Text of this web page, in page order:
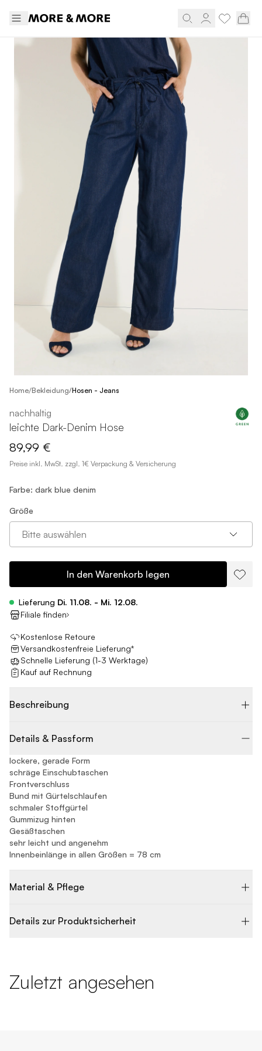
Home/Bekleidung/Hosen - Jeans
nachhaltig
leichte Dark-Denim Hose
89,99 €
Preise inkl. MwSt. zzgl. 1€ Verpackung & Versicherung
Farbe: dark blue denim
Größe
Bitte auswählen
In den Warenkorb legen
Lieferung Di. 11.08. - Mi. 12.08.
Filiale finden
Kostenlose Retoure
Versandkostenfreie Lieferung*
Schnelle Lieferung (1-3 Werktage)
Kauf auf Rechnung
Beschreibung
Details & Passform
lockere, gerade Form
schräge Einschubtaschen
Frontverschluss
Bund mit Gürtelschlaufen
schmaler Stoffgürtel
Gummizug hinten
Gesäßtaschen
sehr leicht und angenehm
Innenbeinlänge in allen Größen = 78 cm
Material & Pflege
Details zur Produktsicherheit
Zuletzt angesehen